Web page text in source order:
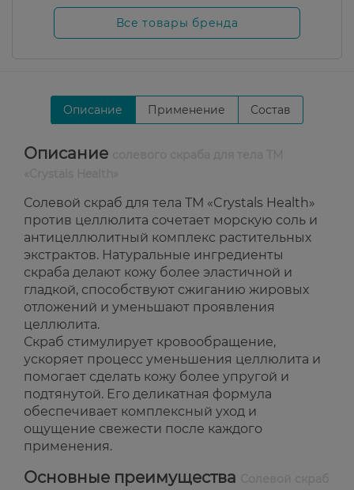
Все товары бренда
Описание Применение Состав
Описание
Солевой скраб для тела ТМ «Crystals Health»
против целлюлита сочетает морскую соль и
антицеллюлитный комплекс растительных
экстрактов. Натуральные ингредиенты
скраба делают кожу более эластичной и
гладкой, способствуют сжиганию жировых
отложений и уменьшают проявления
целлюлита.
Скраб стимулирует кровообращение,
ускоряет процесс уменьшения целлюлита и
помогает сделать кожу более упругой и
подтянутой. Его деликатная формула
обеспечивает комплексный уход и
ощущение свежести после каждого
применения.
Основные преимущества